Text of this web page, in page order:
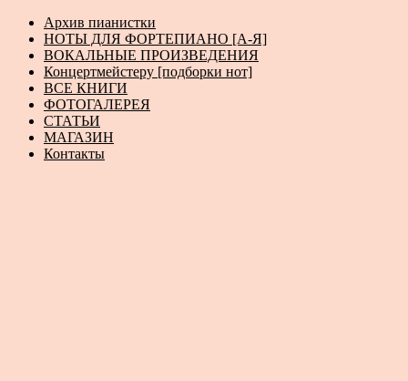
Архив пианистки
НОТЫ ДЛЯ ФОРТЕПИАНО [А-Я]
ВОКАЛЬНЫЕ ПРОИЗВЕДЕНИЯ
Концертмейстеру [подборки нот]
ВСЕ КНИГИ
ФОТОГАЛЕРЕЯ
СТАТЬИ
МАГАЗИН
Контакты